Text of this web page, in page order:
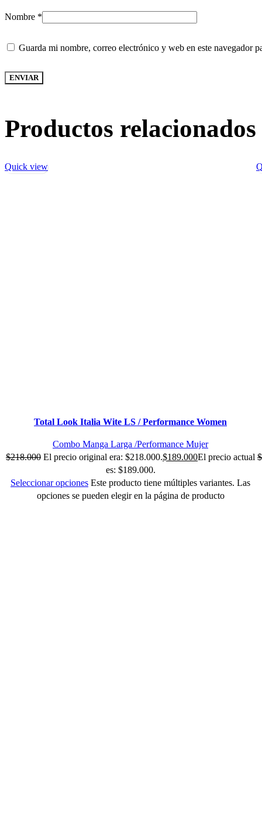
Nombre *
Guarda mi nombre, correo electrónico y web en este navegador
Productos relacionados
-13%
Quick view
Total Look Italia Wite LS / Performance Women
Combo Manga Larga /Performance Mujer
$218.000 El precio original era: $218.000.$189.000El precio actual
es: $189.000.
Seleccionar opciones Este producto tiene múltiples variantes. Las
opciones se pueden elegir en la página de producto
$